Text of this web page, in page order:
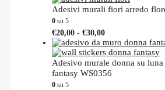
Adesivi murali fiori arredo
0 su 5
€20,00 - €30,00Fascia
di
prezzo:
da
€20,00
a
Questo
prodotto
ha
più
varianti.
Adesivo murale donna su
fantasy WS0356
0 su 5